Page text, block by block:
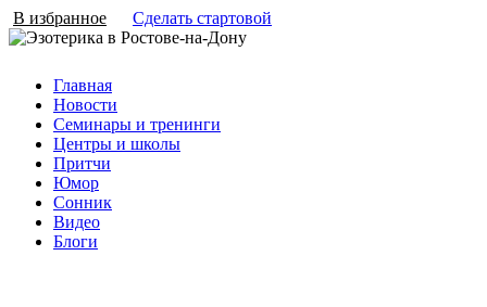
В избранное Сделать стартовой
Главная
Новости
Семинары и тренинги
Центры и школы
Притчи
Юмор
Сонник
Видео
Блоги